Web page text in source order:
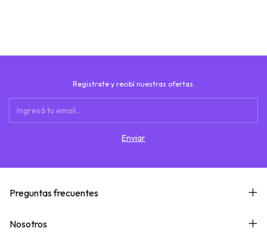
Registrate y recibí nuestras ofertas.
Preguntas frecuentes
Nosotros